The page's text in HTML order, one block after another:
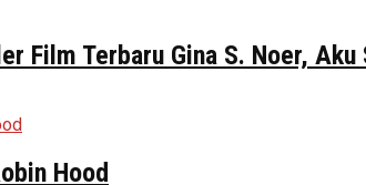
Film Terbaru Gina S. Noer, Aku
Hood